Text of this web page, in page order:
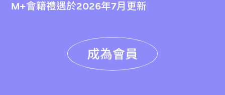
M+會籍禮遇於2026年7月更新
成為會員